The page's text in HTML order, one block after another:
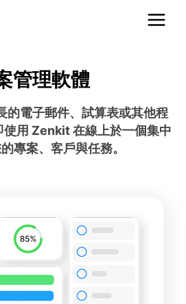
管理軟體
的電子郵件、試算表或其他程
使用 Zenkit 在線上於一個集中
專案、客戶與任務。